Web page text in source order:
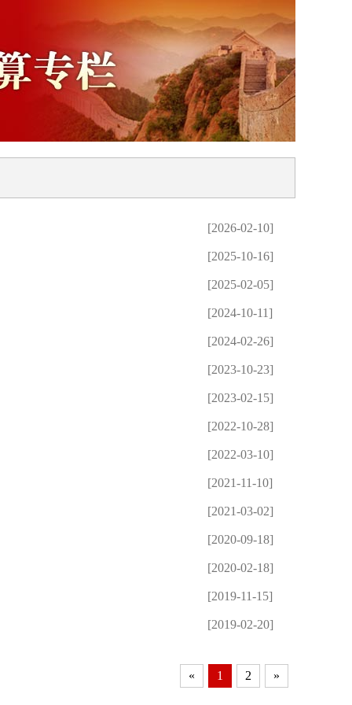
[2026-02-10]
[2025-10-16]
[2025-02-05]
[2024-10-11]
[2024-02-26]
[2023-10-23]
[2023-02-15]
[2022-10-28]
[2022-03-10]
[2021-11-10]
[2021-03-02]
[2020-09-18]
[2020-02-18]
[2019-11-15]
[2019-02-20]
« 1 2 »